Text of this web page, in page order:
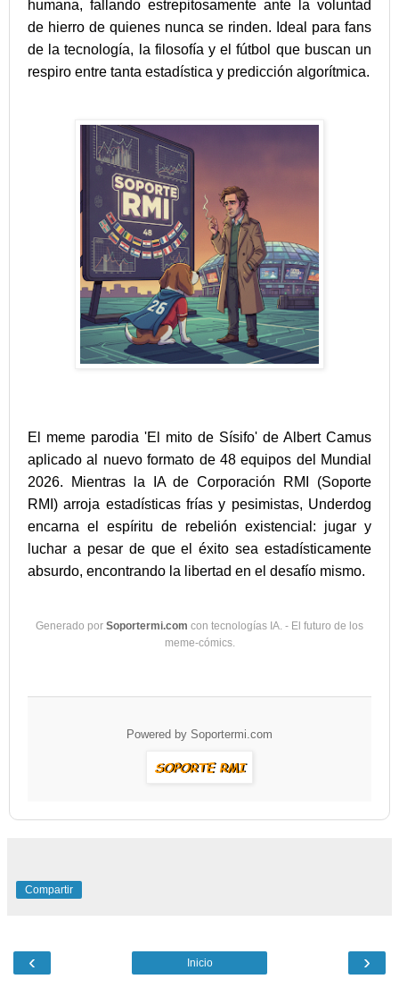
humana, fallando estrepitosamente ante la voluntad
de hierro de quienes nunca se rinden. Ideal para fans
de la tecnología, la filosofía y el fútbol que buscan un
respiro entre tanta estadística y predicción algorítmica.
El meme parodia 'El mito de Sísifo' de Albert Camus
aplicado al nuevo formato de 48 equipos del Mundial
2026. Mientras la IA de Corporación RMI (Soporte
RMI) arroja estadísticas frías y pesimistas, Underdog
encarna el espíritu de rebelión existencial: jugar y
luchar a pesar de que el éxito sea estadísticamente
absurdo, encontrando la libertad en el desafío mismo.
Generado por Soportermi.com con tecnologías IA. - El futuro de los
meme-cómics.
Powered by Soportermi.com
Compartir
‹ ›
Inicio